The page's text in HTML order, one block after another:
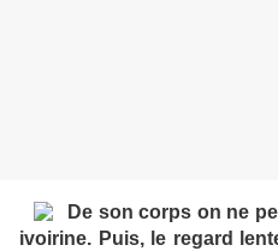
De son corps on ne
ivoirine. Puis, le regard